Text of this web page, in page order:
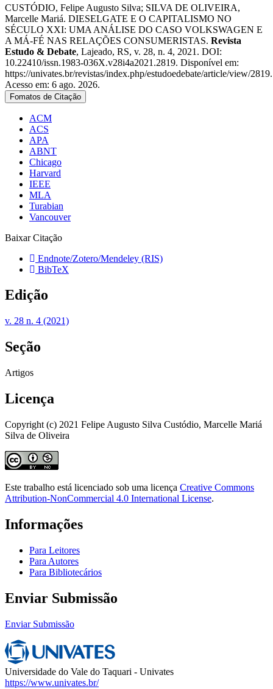
CUSTÓDIO, Felipe Augusto Silva; SILVA DE OLIVEIRA,
Marcelle Mariá. DIESELGATE E O CAPITALISMO NO
SÉCULO XXI: UMA ANÁLISE DO CASO VOLKSWAGEN E
A MÁ-FÉ NAS RELAÇÕES CONSUMERISTAS. Revista
Estudo & Debate, Lajeado, RS, v. 28, n. 4, 2021. DOI:
10.22410/issn.1983-036X.v28i4a2021.2819. Disponível em:
https://univates.br/revistas/index.php/estudoedebate/article/view/2819.
Acesso em: 6 ago. 2026.
Fomatos de Citação
ACM
ACS
APA
ABNT
Chicago
Harvard
IEEE
MLA
Turabian
Vancouver
Baixar Citação
Endnote/Zotero/Mendeley (RIS)
BibTeX
Edição
v. 28 n. 4 (2021)
Seção
Artigos
Licença
Copyright (c) 2021 Felipe Augusto Silva Custódio, Marcelle Mariá
Silva de Oliveira
Este trabalho está licenciado sob uma licença Creative Commons
Attribution-NonCommercial 4.0 International License.
Informações
Para Leitores
Para Autores
Para Bibliotecários
Enviar Submissão
Enviar Submissão
Universidade do Vale do Taquari - Univates
https://www.univates.br/